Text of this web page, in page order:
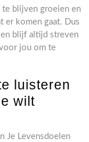
te blijven groeien en
er komen gaat. Dus
en blijf altijd streven
jou om te
luisteren
wilt
Je Levensdoelen